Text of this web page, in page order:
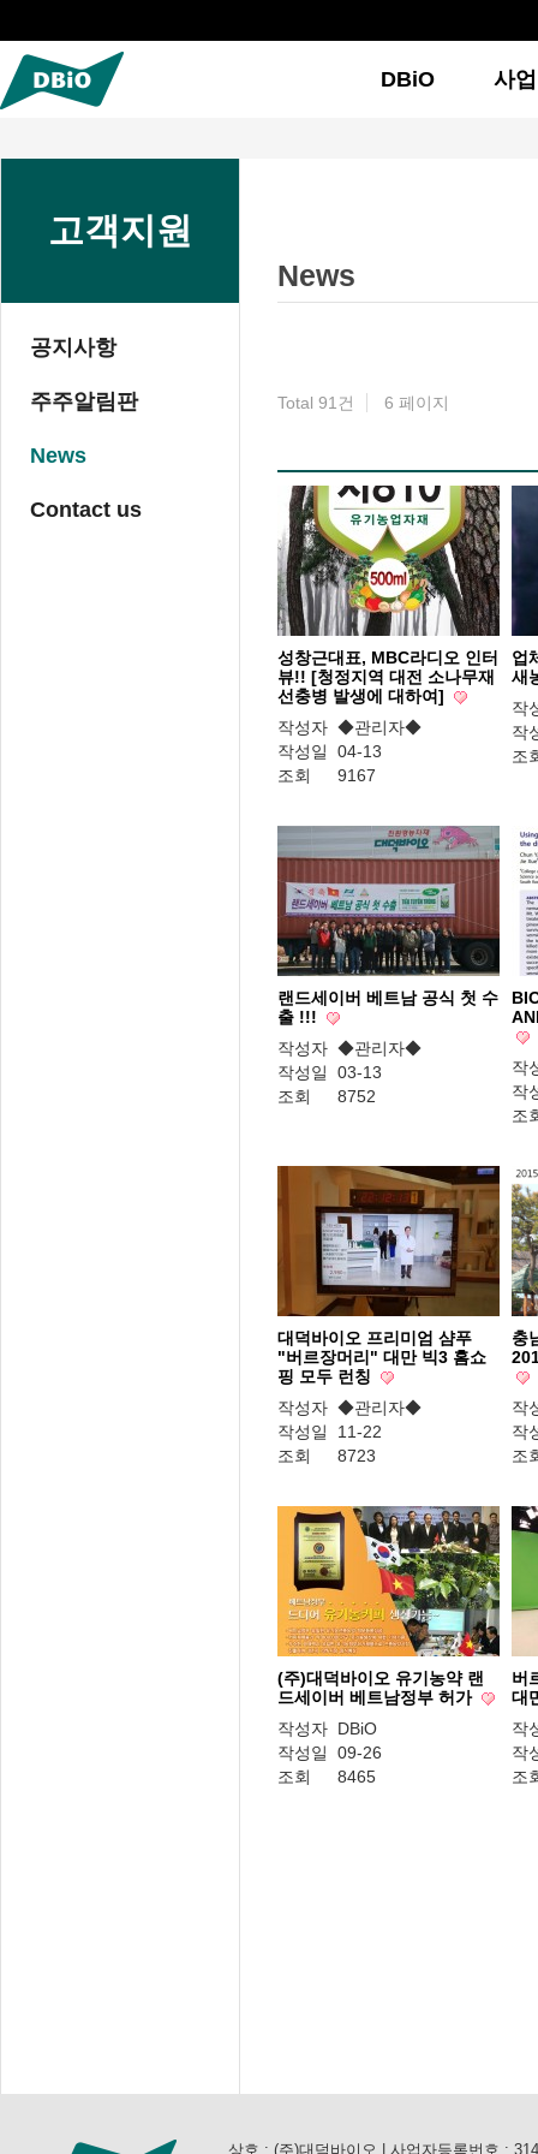
DBiO 사
고객지원
공지사항
주주알림판
News
Contact us
News
Total 91건 6 페이지
이미지 목록
성창근대표, MBC라디오 인터
뷰!! [청정지역 대전 소나무재
선충병 발생에 대하여]
작성자 ◆관리자◆
작성일
04-13
조회
9167
업
새
작
작
조
랜드세이버 베트남 공식 첫 수
출 !!!
작성자 ◆관리자◆
작성일
03-13
조회
8752
작
작
조
대덕바이오 프리미엄 샴푸
"버르장머리" 대만 빅3 홈쇼
핑 모두 런칭
작성자 ◆관리자◆
작성일
11-22
조회
8723
충
작
작
조
(주)대덕바이오 유기농약 랜
드세이버 베트남정부 허가
작성자 DBiO
작성일
09-26
조회
8465
버
대
작
작
조
상호 : (주)대덕바이오 | 사업자등록번호 :